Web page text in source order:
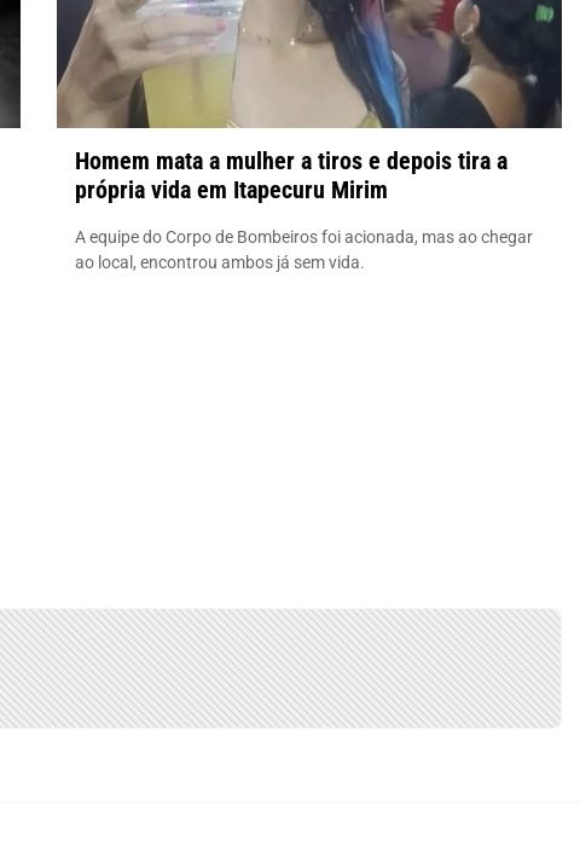
Homem mata a mulher a tiros e depois tira a
própria vida em Itapecuru Mirim
A equipe do Corpo de Bombeiros foi acionada, mas ao chegar
ao local, encontrou ambos já sem vida.